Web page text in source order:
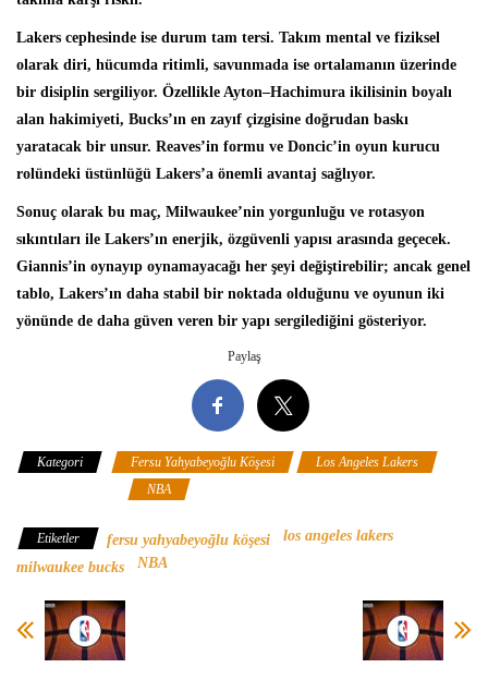
Lakers cephesinde ise durum tam tersi. Takım mental ve fiziksel
olarak diri, hücumda ritimli, savunmada ise ortalamanın üzerinde
bir disiplin sergiliyor. Özellikle Ayton–Hachimura ikilisinin boyalı
alan hakimiyeti, Bucks’ın en zayıf çizgisine doğrudan baskı
yaratacak bir unsur. Reaves’in formu ve Doncic’in oyun kurucu
rolündeki üstünlüğü Lakers’a önemli avantaj sağlıyor.
Sonuç olarak bu maç, Milwaukee’nin yorgunluğu ve rotasyon
sıkıntıları ile Lakers’ın enerjik, özgüvenli yapısı arasında geçecek.
Giannis’in oynayıp oynamayacağı her şeyi değiştirebilir; ancak genel
tablo, Lakers’ın daha stabil bir noktada olduğunu ve oyunun iki
yönünde de daha güven veren bir yapı sergilediğini gösteriyor.
Paylaş
Kategori Fersu Yahyabeyoğlu Köşesi
Los Angeles Lakers
NBA
Etiketler fersu yahyabeyoğlu köşesi
los angeles lakers
milwaukee bucks
NBA